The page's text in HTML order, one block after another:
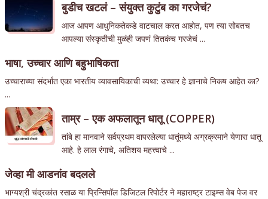
बुडीच खटलं – संयुक्त कुटुंब का गरजेचं?
आज आपण आधुनिकतेकडे वाटचाल करत आहोत, पण त्या सोबतच
आपल्या संस्कृतीची मुळंही जपणं तितकंच गरजेचं ...
भाषा, उच्चार आणि बहुभाषिकता
उच्चाराच्या संदर्भात एका भारतीय व्यावसायिकाची व्यथा: उच्चार हे ज्ञानाचे निकष आहेत का?
...
ताम्र – एक अफलातून धातू (COPPER)
तांबे हा मानवाने सर्वप्रथम वापरलेल्या धातूंमध्ये अग्रक्रमाने येणारा धातू
आहे. हे लाल रंगाचे, अतिशय महत्त्वाचे ...
जेव्हा मी आडनांव बदलले
भाग्यश्री चंद्रकांत रसाळ या प्रिन्सिपॉल डिजिटल रिपोर्टर ने महाराष्ट्र टाइम्स वेब पेज वर